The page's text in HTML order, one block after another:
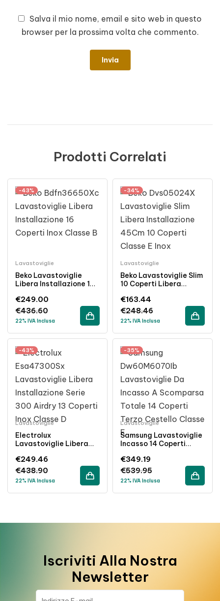
Salva il mio nome, email e sito web in questo
browser per la prossima volta che commento.
Prodotti Correlati
-43%
Lavastoviglie
Beko Lavastoviglie
Libera Installazione 16
Classe B
€436.60
€249.00
22% IVA Inclusa
-34%
Lavastoviglie
Beko Lavastoviglie Slim
10 Coperti Libera
Inox 45cm
€248.46
€163.44
22% IVA Inclusa
-43%
Lavastoviglie
Electrolux
Lavastoviglie Libera
AirDry Inox Classe D
€438.90
€249.46
22% IVA Inclusa
-35%
Lavastoviglie
Samsung Lavastoviglie
Incasso 14 Coperti
Scomparsa Totale
Classe E
€539.95
€349.19
22% IVA Inclusa
Iscriviti Alla Nostra
Newsletter